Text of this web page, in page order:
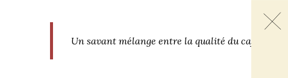
Un savant mélange entre la qualité du café,